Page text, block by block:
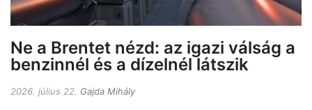
Ne a Brentet nézd: az igazi válság a
benzinnél és a dízelnél látszik
2026. július 22. Gajda Mihály